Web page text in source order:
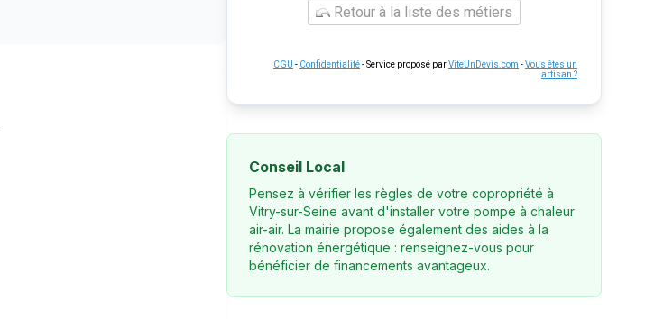
Retour à la liste des métiers
CGU - Confidentialité- Service proposé parViteUnDevis.com -Vous êtes un
artisan ?
Conseil Local
Pensez à vérifier les règles de votre copropriété à
Vitry-sur-Seine avant d'installer votre pompe à chaleur
air-air. La mairie propose également des aides à la
rénovation énergétique : renseignez-vous pour
bénéficier de financements avantageux.